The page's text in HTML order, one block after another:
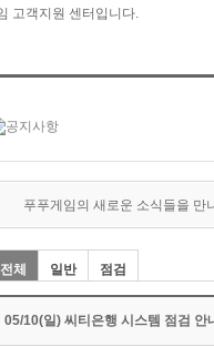
푸푸게임의 새로운 소식들을 만
전체 일반 점검
05/10(일) 씨티은행 시스템 점검 안